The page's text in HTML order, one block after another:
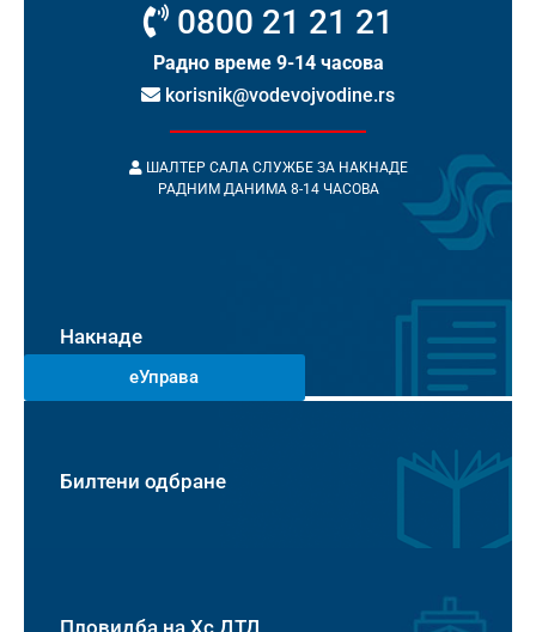
0800 21 21 21
Радно време 9-14 часова
korisnik@vodevojvodine.rs
ШАЛТЕР САЛА СЛУЖБЕ ЗА НАКНАДЕ
РАДНИМ ДАНИМА 8-14 ЧАСОВА
Накнаде
еУправа
Билтени одбране
Пловидба на Хс ДТД